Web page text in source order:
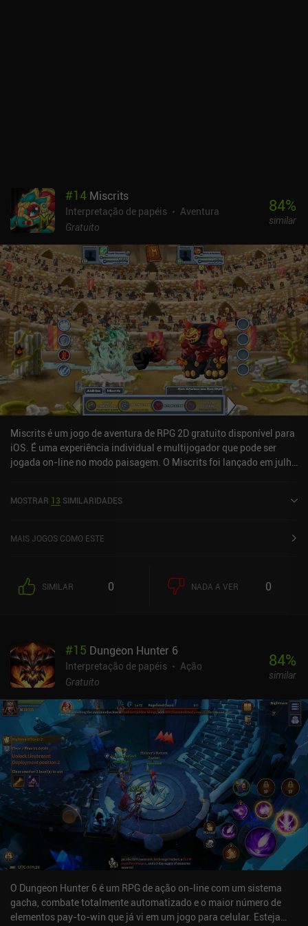
#14 Miscrits
Interpretação de papéis
Aventura
Gratuito
84%
similar
Miscrits é um jogo de aventura de RPG 2D gratuito disponível para
iOS. É uma experiência individual e multijogador que pode ser
jogada on-line no modo paisagem. O Miscrits foi lançado em julho
MOSTRAR 13 SIMILARIDADES
MAIS JOGOS COMO ESTE
SIMILAR 0 NADA A VER 0
#15 Dungeon Hunter 6
Interpretação de papéis
Ação
Gratuito
84%
similar
O Dungeon Hunter 6 é um RPG de ação on-line com um sistema
gacha, combate totalmente automatizado e o maior número de
elementos pay-to-win que já vi em um jogo para celular. Esteja